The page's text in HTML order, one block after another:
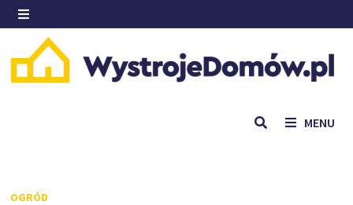
Skip
to
content
MENU
MENU
OGRÓD